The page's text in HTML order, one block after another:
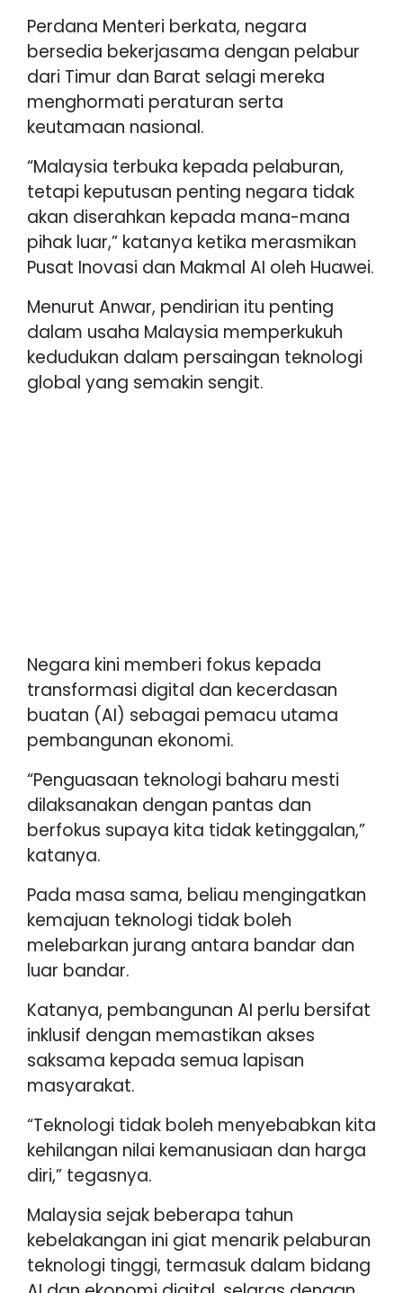
Perdana Menteri berkata, negara
bersedia bekerjasama dengan pelabur
dari Timur dan Barat selagi mereka
menghormati peraturan serta
keutamaan nasional.
“Malaysia terbuka kepada pelaburan,
tetapi keputusan penting negara tidak
akan diserahkan kepada mana-mana
pihak luar,” katanya ketika merasmikan
Pusat Inovasi dan Makmal AI oleh Huawei.
Menurut Anwar, pendirian itu penting
dalam usaha Malaysia memperkukuh
kedudukan dalam persaingan teknologi
global yang semakin sengit.
Negara kini memberi fokus kepada
transformasi digital dan kecerdasan
buatan (AI) sebagai pemacu utama
pembangunan ekonomi.
“Penguasaan teknologi baharu mesti
dilaksanakan dengan pantas dan
berfokus supaya kita tidak ketinggalan,”
katanya.
Pada masa sama, beliau mengingatkan
kemajuan teknologi tidak boleh
melebarkan jurang antara bandar dan
luar bandar.
Katanya, pembangunan AI perlu bersifat
inklusif dengan memastikan akses
saksama kepada semua lapisan
masyarakat.
“Teknologi tidak boleh menyebabkan kita
kehilangan nilai kemanusiaan dan harga
diri,” tegasnya.
Malaysia sejak beberapa tahun
kebelakangan ini giat menarik pelaburan
teknologi tinggi, termasuk dalam bidang